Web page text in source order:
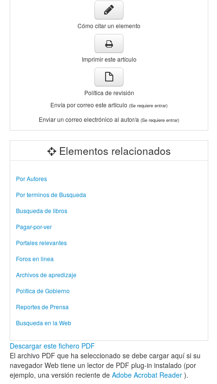
Cómo citar un elemento
Imprimir este artículo
Política de revisión
Envía por correo este artículo (Se requiere entrar)
Enviar un correo electrónico al autor/a (Se requiere entrar)
Elementos relacionados
Por Autores
Por terminos de Busqueda
Busqueda de libros
Pagar-por-ver
Portales relevantes
Foros en linea
Archivos de apredizaje
Política de Gobierno
Reportes de Prensa
Busqueda en la Web
Descargar este fichero PDF
El archivo PDF que ha seleccionado se debe cargar aquí si su
navegador Web tiene un lector de PDF plug-in instalado (por
ejemplo, una versión reciente de Adobe Acrobat Reader ).